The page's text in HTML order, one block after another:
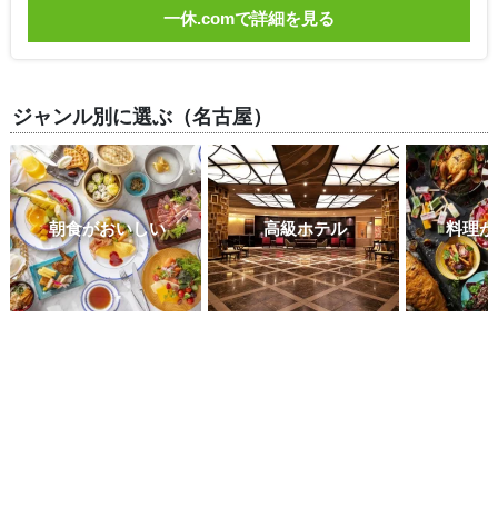
一休.comで詳細を見る
ジャンル別に選ぶ（名古屋）
朝食がおいしい 高級ホテル 料理